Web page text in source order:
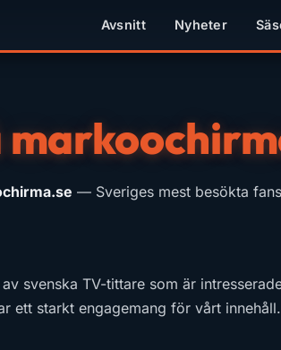
Avsnitt Nyheter
— Sveriges mest besökta
svenska TV-tittare som är
ett starkt engagemang för vårt innehåll.